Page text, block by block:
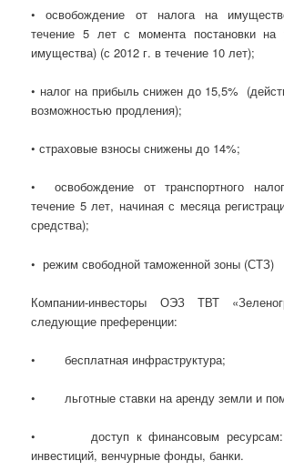
• освобождение от налога на
течение 5 лет с момента постановки на
имущества) (с 2012 г. в течение 10 лет);
• налог на прибыль снижен до 15,5%
возможностью продления);
• страховые взносы снижены до 14%;
• освобождение от транспортного
течение 5 лет, начиная с месяца
средства);
• режим свободной таможенной зоны (СТЗ)
Компании-инвесторы ОЭЗ ТВТ
следующие преференции:
• бесплатная инфраструктура;
• льготные ставки на аренду земли и
• доступ к финансовым ресурсам:
инвестиций, венчурные фонды, банки.